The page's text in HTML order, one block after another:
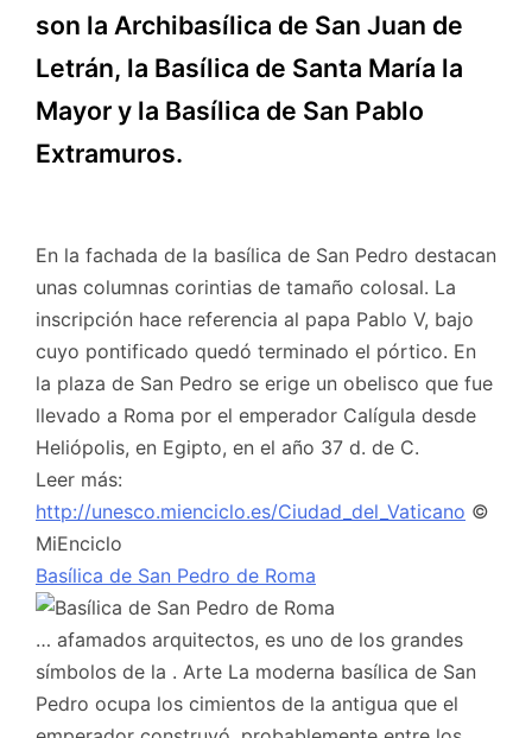
son la Archibasílica de San Juan de
Letrán, la Basílica de Santa María la
Mayor y la Basílica de San Pablo
Extramuros.
En la fachada de la basílica de San Pedro destacan
unas columnas corintias de tamaño colosal. La
inscripción hace referencia al papa Pablo V, bajo
cuyo pontificado quedó terminado el pórtico. En
la plaza de San Pedro se erige un obelisco que fue
llevado a Roma por el emperador Calígula desde
Heliópolis, en Egipto, en el año 37 d. de C.
Leer más:
http://unesco.mienciclo.es/Ciudad_del_Vaticano ©
MiEnciclo
Basílica de San Pedro de Roma
… afamados arquitectos, es uno de los grandes
símbolos de la . Arte La moderna basílica de San
Pedro ocupa los cimientos de la antigua que el